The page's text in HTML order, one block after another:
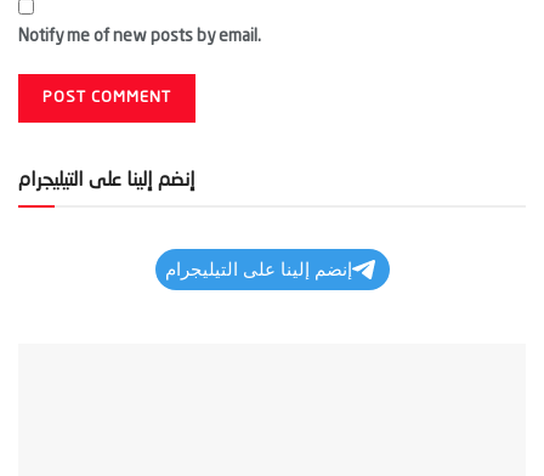
Notify me of new posts by email.
إنضم إلينا على التيليجرام
إنضم إلينا على التيليجرام